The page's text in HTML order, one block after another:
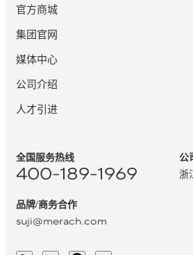
官方商城
集团官网
媒体中心
公司介绍
人才引进
全国服务热线
400-189-1969
品牌/商务合作
suji@merach.com
公
浙